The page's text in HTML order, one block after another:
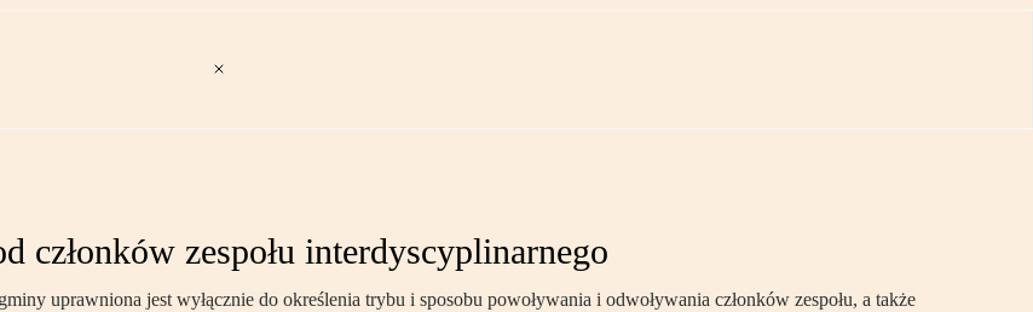
członków zespołu interdyscyplinarnego
uprawniona jest wyłącznie do określenia trybu i sposobu powoływania i odwoływania członków zespołu, a także